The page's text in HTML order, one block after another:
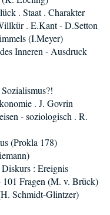
. Staat . Charakter
. E.Kant - D.Setton
(I.Meyer)
Inneren - Ausdruck
. J. Govrin
- soziologisch . R.
(Prokla 178)
: Ereignis
101 Fragen (M. v. Brück)
Schmidt-Glintzer)